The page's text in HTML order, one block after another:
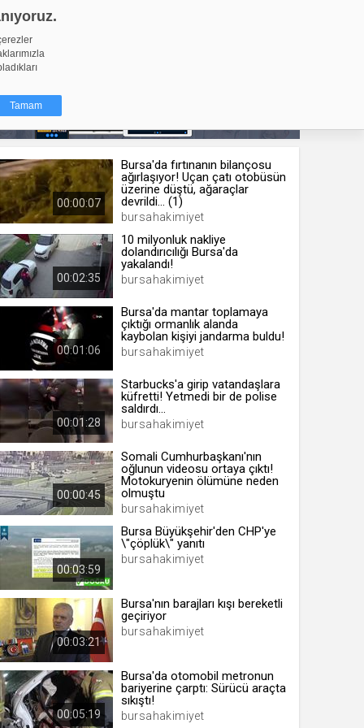
Tamam
küçük
İzniniz şu
hale
bir
yıl
00:00:07
Bursa'da fırtınanın bilançosu
ağırlaşıyor! Uçan çatı otobüsün
üzerine düştü, ağaraçlar
devrildi... (1)
bursahakimiyet
00:02:35
10 milyonluk nakliye
dolandırıcılığı Bursa'da
yakalandı!
bursahakimiyet
00:01:06
Bursa'da mantar toplamaya
çıktığı ormanlık alanda
kaybolan kişiyi jandarma buldu!
bursahakimiyet
00:01:28
Starbucks'a girip vatandaşlara
küfretti! Yetmedi bir de polise
saldırdı...
bursahakimiyet
00:00:45
Somali Cumhurbaşkanı'nın
oğlunun videosu ortaya çıktı!
Motokuryenin ölümüne neden
olmuştu
bursahakimiyet
00:03:59
Bursa Büyükşehir'den CHP'ye
\"çöplük\" yanıtı
bursahakimiyet
00:03:21
Bursa'nın barajları kışı bereketli
geçiriyor
bursahakimiyet
00:05:19
Bursa'da otomobil metronun
bariyerine çarptı: Sürücü araçta
sıkıştı!
bursahakimiyet